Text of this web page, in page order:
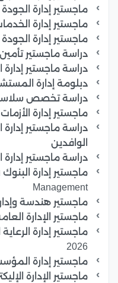
ماجستير إدارة
ماجستير إدارة
ماجستير إدارة
دراسة ماجستير
دراسة ماجستير
دبلومة إدارة
دراسة تخصص سلاسل
ماجستير إدارة
دراسة ماجستير
الوافدين
دراسة ماجستير إدارة
Management
ماجستير هندسة
ماجستير الإدارة
ماجستير إدارة
2026
ماجستير إدارة
ماجستير الإدارة